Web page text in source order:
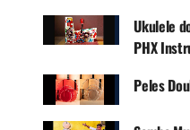
o encaminhamento
reestruturando sua
privilegiando o design
Ukulele
PHX
Peles